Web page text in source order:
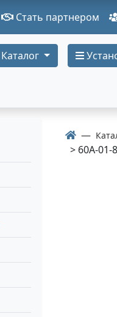
Стать партнером
Каталог
> 60A-01-